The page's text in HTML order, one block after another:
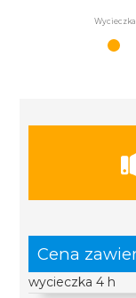
Cena
wycieczka 4 h